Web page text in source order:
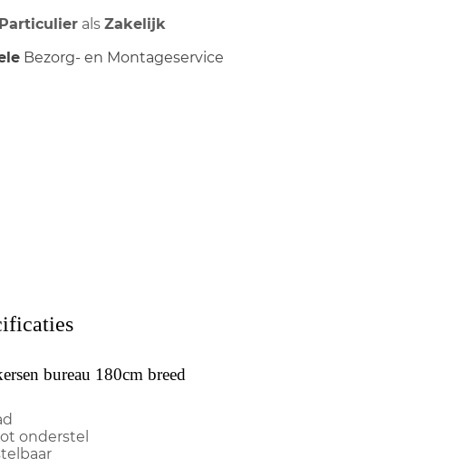
Particulier alsZakelijk
Bezorg- en Montageservice
bureau 180cm breed
onderstel